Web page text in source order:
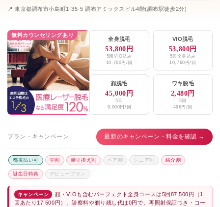
📍 東京都調布市小島町1-35-5 調布アミックスビル4階(調布駅徒歩2分)
無料カウンセリングあり
全身脱毛
53,800円
5回VIO込み
10,760円/回
VIO脱毛
53,800円
5回全身込み
10,760円/回
顔脱毛
45,000円
5回
9,000円/回
ワキ脱毛
2,480円
5回
496円/回
プラン・キャンペーン 最新のキャンペーン・料金を確認 →
都度払い可 学割 乗り換え割 ペア割 シニア割 紹介割
誕生日特典 デビュープラン
キャンペーン
顔・VIOも含むパーフェクト全身コースは5回87,500円（1
回あたり17,500円）。診察料や剃り残し代は0円で、再照射保証つき・コー